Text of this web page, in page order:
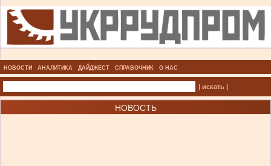
НОВОСТИ АНАЛИТИКА ДАЙДЖЕСТ СПРАВОЧНИК О НАС
| искать |
НОВОСТЬ